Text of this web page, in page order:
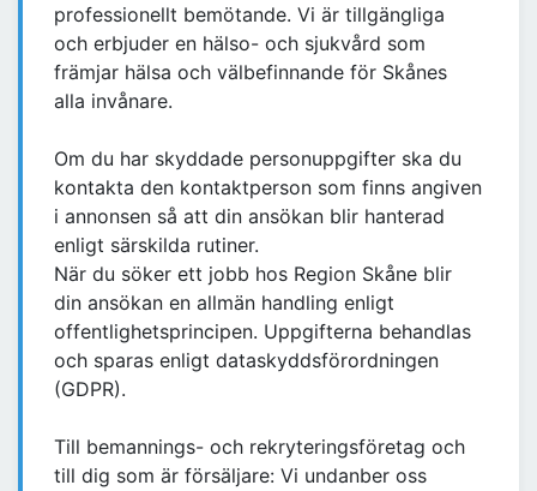
professionellt bemötande. Vi är tillgängliga
och erbjuder en hälso- och sjukvård som
främjar hälsa och välbefinnande för Skånes
alla invånare.
Om du har skyddade personuppgifter ska du
kontakta den kontaktperson som finns angiven
i annonsen så att din ansökan blir hanterad
enligt särskilda rutiner.
När du söker ett jobb hos Region Skåne blir
din ansökan en allmän handling enligt
offentlighetsprincipen. Uppgifterna behandlas
och sparas enligt dataskyddsförordningen
(GDPR).
Till bemannings- och rekryteringsföretag och
till dig som är försäljare: Vi undanber oss